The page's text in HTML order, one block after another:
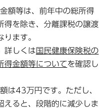
額等は、前年中の総所得
得を除き、分離課税の譲渡
ます。
詳しくは 国民健康保険税の
得金額等についてを確認し
は43万円です。ただし、
ると、段階的に減少しま